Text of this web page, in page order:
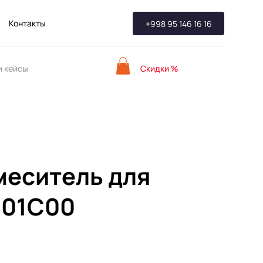
Контакты +998 95 146 16 16
кейсы Скидки %
для